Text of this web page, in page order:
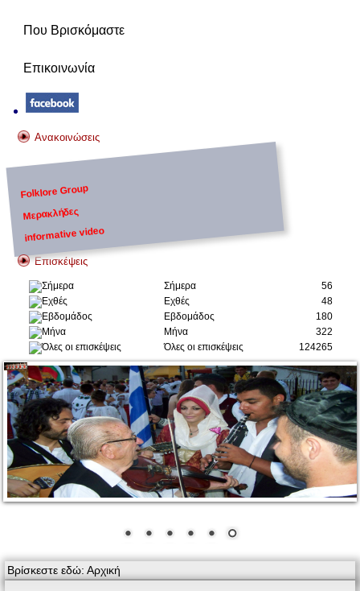
Που Βρισκόμαστε
Επικοινωνία
Ανακοινώσεις
Folklore Group
Μερακλήδες
informative video
Επισκέψεις
Σήμερα
56
Εχθές
48
Εβδομάδος
180
Μήνα
322
Όλες οι επισκέψεις
124265
Βρίσκεστε εδώ:Αρχική